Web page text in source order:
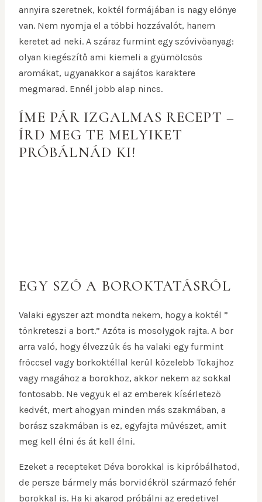
annyira szeretnek, koktél formájában is nagy előnye
van. Nem nyomja el a többi hozzávalót, hanem
keretet ad neki. A száraz furmint egy szóvivőanyag:
olyan kiegészítő ami kiemeli a gyümölcsös
aromákat, ugyanakkor a sajátos karaktere
megmarad. Ennél jobb alap nincs.
ÍME PÁR IZGALMAS RECEPT –
ÍRD MEG TE MELYIKET
PRÓBÁLNÁD KI!
EGY SZÓ A BOROKTATÁSRÓL
Valaki egyszer azt mondta nekem, hogy a koktél ”
tönkreteszi a bort.” Azóta is mosolygok rajta. A bor
arra való, hogy élvezzük és ha valaki egy furmint
fröccsel vagy borkoktéllal kerül közelebb Tokajhoz
vagy magához a borokhoz, akkor nekem az sokkal
fontosabb. Ne vegyük el az emberek kísérletező
kedvét, mert ahogyan minden más szakmában, a
borász szakmában is ez, egyfajta művészet, amit
meg kell élni és át kell élni.
Ezeket a recepteket Déva borokkal is kipróbálhatod,
de persze bármely más borvidékről származó fehér
borokkal is. Ha ki akarod próbálni az eredetivel